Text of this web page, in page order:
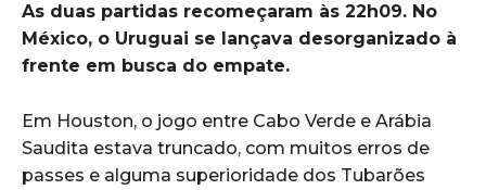
As duas partidas recomeçaram às 22h09. No
México, o Uruguai se lançava desorganizado à
frente em busca do empate.
Em Houston, o jogo entre Cabo Verde e Arábia
Saudita estava truncado, com muitos erros de
passes e alguma superioridade dos Tubarões